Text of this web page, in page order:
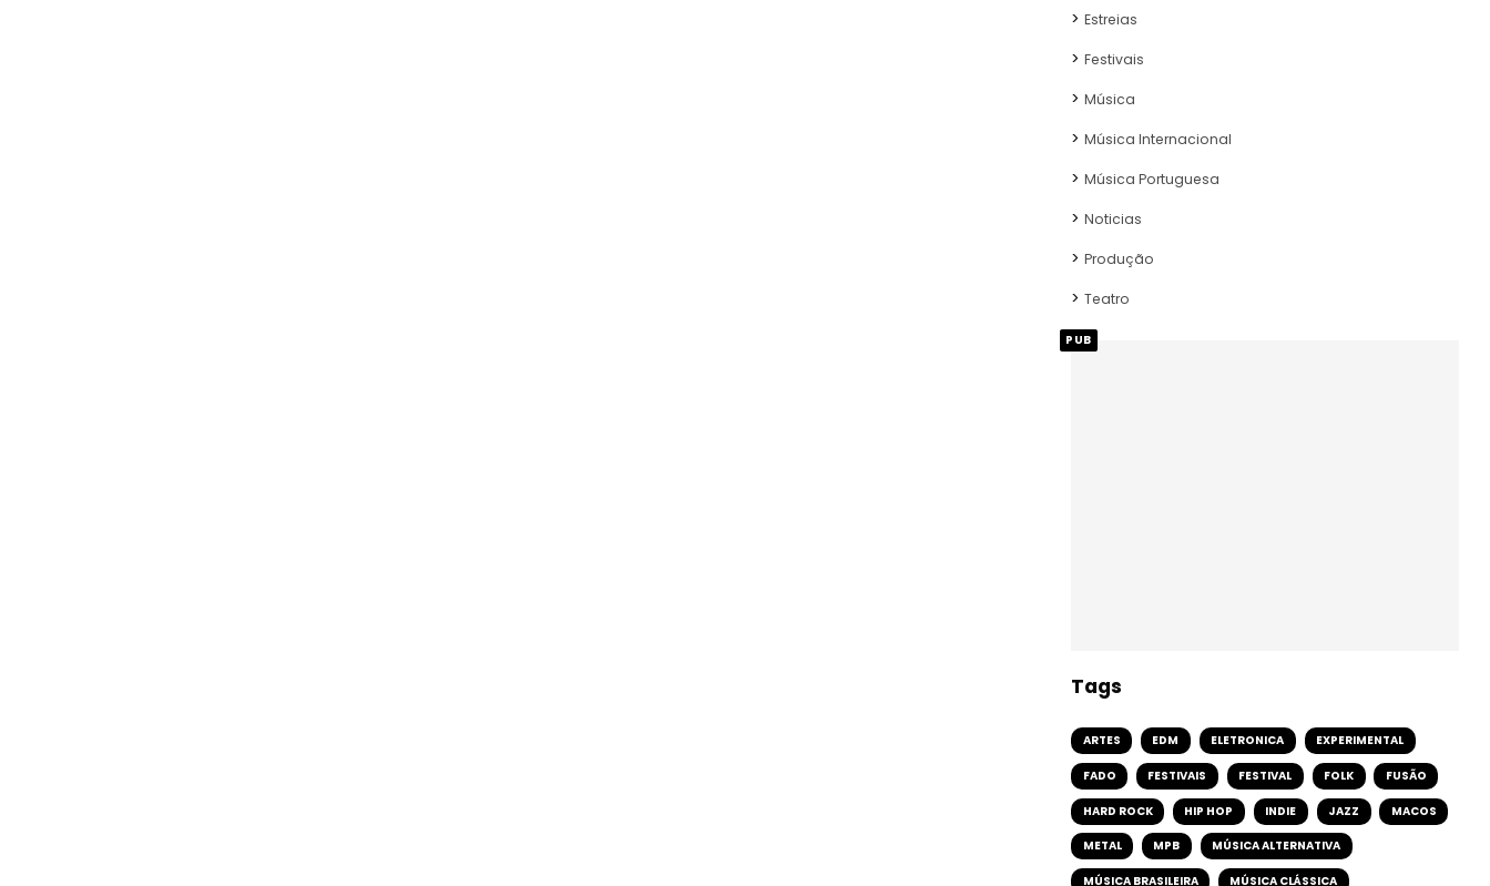
Estreias
Festivais
Música
Música Internacional
Música Portuguesa
Noticias
Produção
Teatro
PUB
Tags
ARTES EDM ELETRONICA EXPERIMENTAL
FADO FESTIVAIS FESTIVAL FOLK FUSÃO
HARD ROCK HIP HOP INDIE JAZZ MACOS
METAL MPB MÚSICA ALTERNATIVA
MÚSICA BRASILEIRA MÚSICA CLÁSSICA